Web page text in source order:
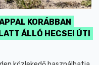
KORÁBBAN
ÁLLÓ HECSEI ÚTI